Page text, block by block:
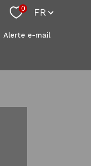
0 FR
alerte e-mail